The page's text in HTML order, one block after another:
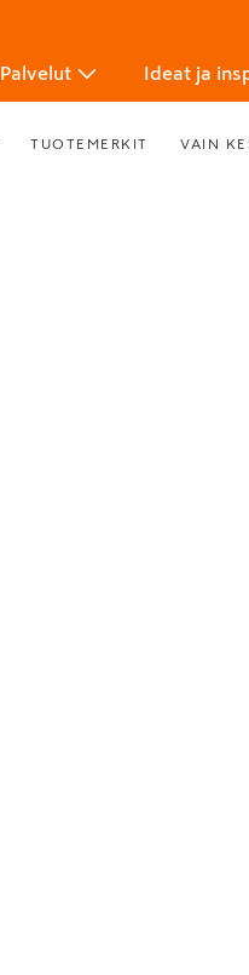
Palvelut Ideat ja
TUOTEMERKIT VAIN